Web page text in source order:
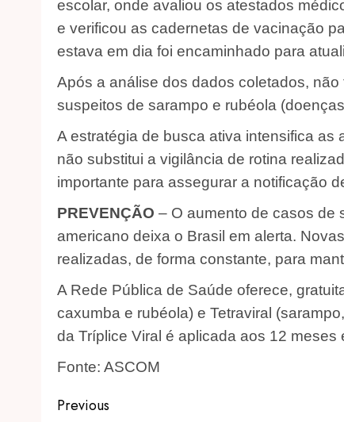
escolar, onde avaliou os atestados
e verificou as cadernetas de vacinação
estava em dia foi encaminhado para
Após a análise dos dados coletados,
suspeitos de sarampo e rubéola
A estratégia de busca ativa intensifica
não substitui a vigilância de rotina
importante para assegurar a notificação
PREVENÇÃO – O aumento de casos de
americano deixa o Brasil em alerta.
realizadas, de forma constante, para
A Rede Pública de Saúde oferece,
caxumba e rubéola) e Tetraviral
da Tríplice Viral é aplicada aos 12
Fonte: ASCOM
Post
Previous